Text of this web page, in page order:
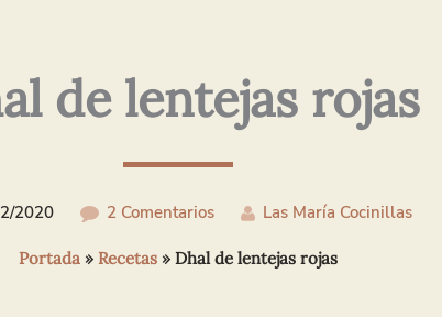
de lentejas rojas
2020 2 Comentarios Las María Cocinillas
Portada » Recetas » Dhal de lentejas rojas